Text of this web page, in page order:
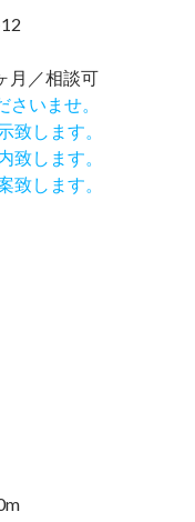
月／相談可
いませ。
致します。
致します。
致します。